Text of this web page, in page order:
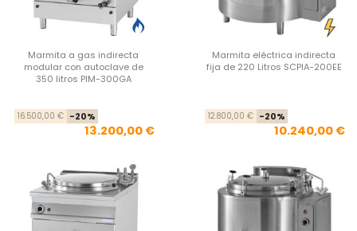
Marmita a gas indirecta
modular con autoclave de
350 litros PIM-300GA
Precio base
16.500,00 € -20%
13.200,00 €
Marmita eléctrica indirecta
fija de 220 Litros SCPIA-200EE
12.800,00 € -20%
10.240,00 €